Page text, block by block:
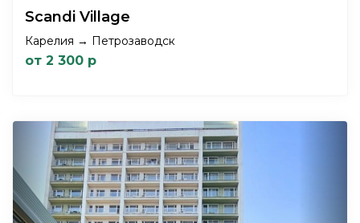
Scandi Village
Карелия → Петрозаводск
от 2 300 р